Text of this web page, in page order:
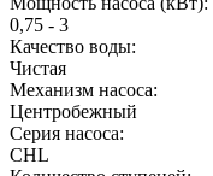
0,75 - 3
Качество воды:
Чистая
Механизм насоса:
Центробежный
Серия насоса:
CHL